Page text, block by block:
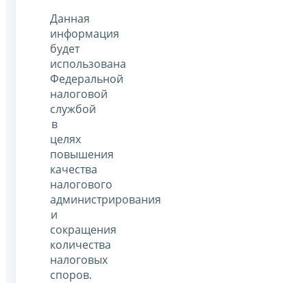
Данная
информация
будет
использована
Федеральной
налоговой
службой
в
целях
повышения
качества
налогового
администрирования
и
сокращения
количества
налоговых
споров.